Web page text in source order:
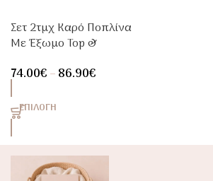
Σετ 2τμχ Καρό Ποπλίνα
Με Έξωμο Top &
Matchy Μαμά & Κόρη
74.00€–86.90€
ΕΠΙΛΟΓΉ